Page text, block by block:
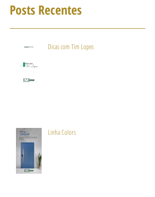
Posts Recentes
Dicas com Tim Lopes
Linha Colors